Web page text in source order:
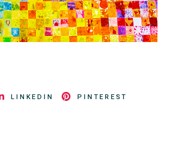
LINKEDIN
PINTEREST